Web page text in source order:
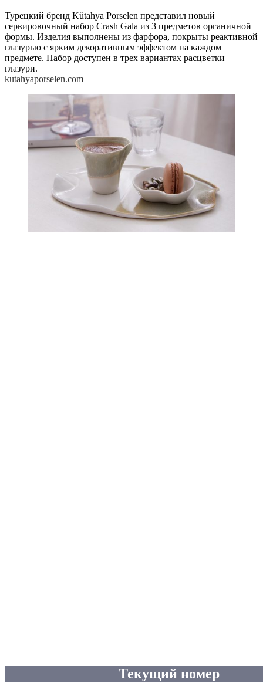
Турецкий бренд Kütahya Porselen представил новый
сервировочный набор Crash Gala из 3 предметов органичной
формы. Изделия выполнены из фарфора, покрыты реактивной
глазурью с ярким декоративным эффектом на каждом
предмете. Набор доступен в трех вариантах расцветки
глазури.
kutahyaporselen.com
Текущий номер